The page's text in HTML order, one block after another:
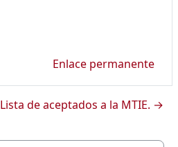
Enlace permanente
Lista de aceptados a la MTIE. →